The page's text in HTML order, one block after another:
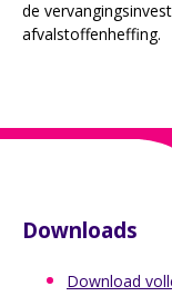
de
afvalstoffenheffing.
Downloads
Download